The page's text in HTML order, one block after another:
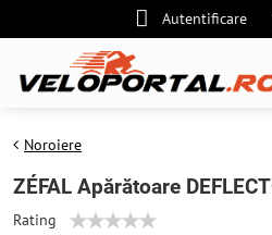
Autentificare
Noroiere
ZÉFAL Apărătoare
Rating